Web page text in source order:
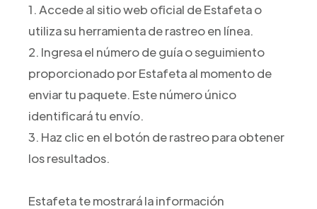
1. Accede al sitio web oficial de Estafeta o
utiliza su herramienta de rastreo en línea.
2. Ingresa el número de guía o seguimiento
proporcionado por Estafeta al momento de
enviar tu paquete. Este número único
identificará tu envío.
3. Haz clic en el botón de rastreo para obtener
los resultados.
Estafeta te mostrará la información